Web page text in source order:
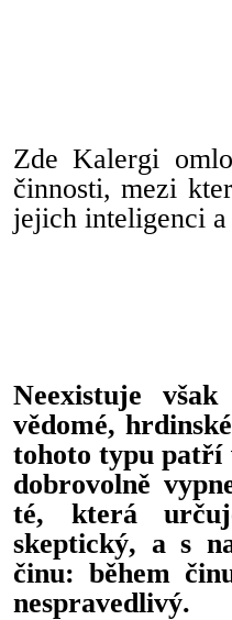
Zde Kalergi
činnosti, mezi
jejich inteligenci
Neexistuje
vědomé,
tohoto typu patří
dobrovolně
té, která
skeptický, a s
činu: během
nespravedlivý.